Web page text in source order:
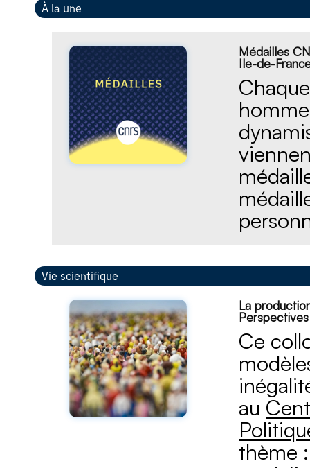
À la une
Médailles
Ile-de-
Vie scientifique
La
Ce
au
thème